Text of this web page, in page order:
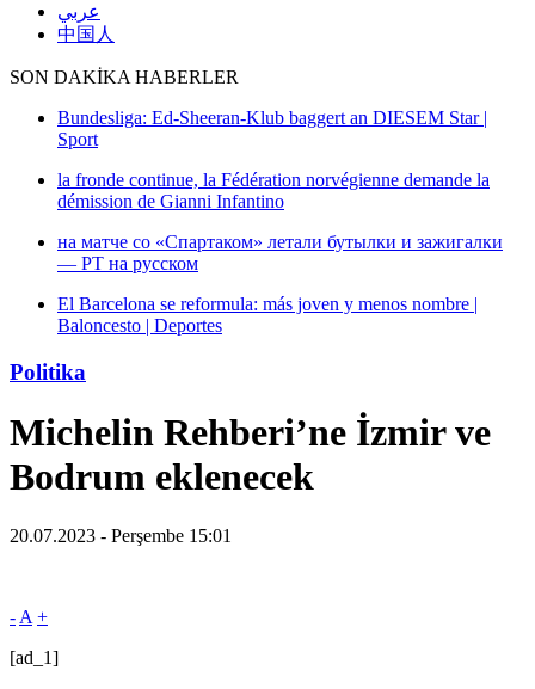
عربي
中国人
SON DAKİKA HABERLER
Bundesliga: Ed-Sheeran-Klub baggert an DIESEM Star |
Sport
la fronde continue, la Fédération norvégienne demande la
démission de Gianni Infantino
на матче со «Спартаком» летали бутылки и зажигалки
— РТ на русском
El Barcelona se reformula: más joven y menos nombre |
Baloncesto | Deportes
Politika
Michelin Rehberi’ne İzmir ve
Bodrum eklenecek
20.07.2023 - Perşembe 15:01
- A +
[ad_1]